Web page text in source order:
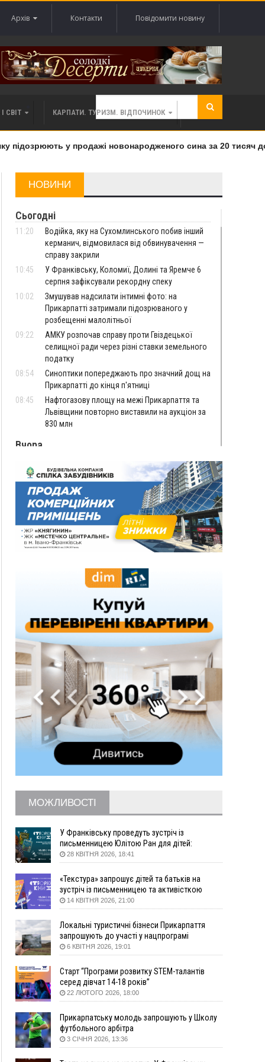
Архів Контакти Повідомити новину
СВІТ КАРПАТИ. ТУРИЗМ. ВІДПОЧИНОК
у продажі новонародженого сина за 20 тисяч
НОВИНИ
Сьогодні
11:20
Водійка, яку на Сухомлинського побив інший
керманич, відмовилася від обвинувачення —
справу закрили
10:45
У Франківську, Коломиї, Долині та Яремче 6
серпня зафіксували рекордну спеку
10:02
Змушував надсилати інтимні фото: на
Прикарпатті затримали підозрюваного у
розбещенні малолітньої
09:22
АМКУ розпочав справу проти Гвіздецької
селищної ради через різні ставки земельного
податку
08:54
Синоптики попереджають про значний дощ на
Прикарпатті до кінця п'ятниці
08:45
Нафтогазову площу на межі Прикарпаття та
Львівщини повторно виставили на аукціон за
830 млн
Вчора
У Польщі невідомі скоїли наругу над
могилою УПА
17:45
Сили оборони уразила Ярославський НПЗ та
кораблі берегової охорони фсб у Керчі
17:17
ВІДЕО Скарби Музею писанкового розпису
побачать далеко за межами Коломиї
16:42
Поблизу Франківська п'яний на Chevrolet
На Прикарпатті триває декларування
вогнепальної зброї: уже зареєстровано 282
Понад 9 тис. прикарпатських вступників
отримали рекомендації до зарахування на
бакалаврат у ВНЗ
15:28
Кілька вулиць у Долині тимчасово залишаться
без газу
15:02
ФОТО У Старуні відбулася Патріарша проща
14:35
Не знає англійську на достатньому рівні.
Франківець Лев Кишакевич не зможе стати
суддею Міжнародного кримінального суду
14:14
У Ворохті проведуть Кубок ФЛСУ зі стрибків
на лижах, пам'яті оборонця Богдана Бухонка
ФОТО
На Калущині розшукали чоловіка, який
три дні блукав у лісі
13:14
Боднар розповів про реакцію влади Польщі
на атаки на українців та про зміни після 23
серпня
12:31
ВІДЕО "Едельвейси" щемливо привітали рідну
Коломию з Днем міста
11:55
Вчора у Франківську, Коломиї, Долині та
Яремче зафіксували рекордну спеку
хлопчика: суд призначив штраф і 30 тисяч
компенсації
11:17
У басейні Дністра встановилася гідрологічна
посуха - рівні води наблизилися до найнижчих
показників
11:09
У Бурштині поблизу АЗС сталася масова бійка,
поліція з'ясовує обставини
10:30
ФОП із Житомира після купівлі права
вимоги за 120 тисяч позивається до
Франківська на понад 20 млн грн
08:52
У горах біля Осмолоди за допомогою БПЛА
розшукали двох жінок, які заблукали під час
збирання ягід
05 Серпня
МОЖЛИВОСТІ
У Франківську проведуть зустріч із
письменницею Юлітою Ран для дітей:
говоритимуть про серію книг про Мавку
28 КВІТНЯ 2026, 18:41
«Текстура» запрошує дітей та батьків на
зустріч із письменницею та активісткою
Анною Повх
14 КВІТНЯ 2026, 21:00
Локальні туристичні бізнеси Прикарпаття
запрошують до участі у нацпрограмі
«Подорож до себе»
6 КВІТНЯ 2026, 19:01
Старт “Програми розвитку STEM-талантів
серед дівчат 14-18 років”
22 ЛЮТОГО 2026, 18:00
Прикарпатську молодь запрошують у Школу
футбольного арбітра
3 СІЧНЯ 2026, 13:36